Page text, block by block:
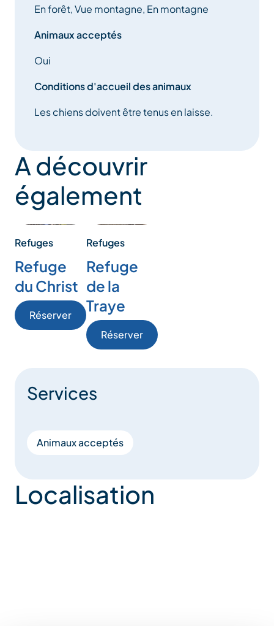
En forêt, Vue montagne, En montagne
Animaux acceptés
Oui
Conditions d'accueil des animaux
Les chiens doivent être tenus en laisse.
A découvrir
également
Refuges
Refuge
du Christ
Réserver
Refuges
Refuge
de la
Traye
Réserver
Services
Animaux acceptés
Localisation